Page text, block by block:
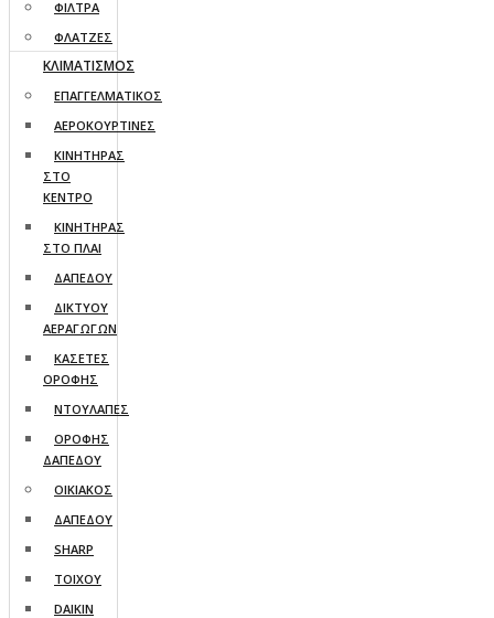
ΦΙΛΤΡΑ
ΦΛΑΤΖΕΣ
ΚΛΙΜΑΤΙΣΜΟΣ
ΕΠΑΓΓΕΛΜΑΤΙΚΟΣ
ΑΕΡΟΚΟΥΡΤΙΝΕΣ
ΚΙΝΗΤΗΡΑΣ
ΣΤΟ
ΚΕΝΤΡΟ
ΚΙΝΗΤΗΡΑΣ
ΣΤΟ ΠΛΑΙ
ΔΑΠΕΔΟΥ
ΔΙΚΤΥΟΥ
ΑΕΡΑΓΩΓΩΝ
ΚΑΣΕΤΕΣ
ΟΡΟΦΗΣ
ΝΤΟΥΛΑΠΕΣ
ΟΡΟΦΗΣ
ΔΑΠΕΔΟΥ
ΟΙΚΙΑΚΟΣ
ΔΑΠΕΔΟΥ
SHARP
ΤΟΙΧΟΥ
DAIKIN